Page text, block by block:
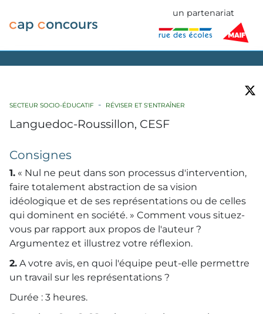
un partenariat
SECTEUR SOCIO-ÉDUCATIF RÉVISER ET S'ENTRAÎNER
Languedoc-Roussillon, CESF
Consignes
1. « Nul ne peut dans son processus d'intervention,
faire totalement abstraction de sa vision
idéologique et de ses représentations ou de celles
qui dominent en société. » Comment vous situez-
vous par rapport aux propos de l'auteur ?
Argumentez et illustrez votre réflexion.
2. A votre avis, en quoi l'équipe peut-elle permettre
un travail sur les représentations ?
Durée : 3 heures.